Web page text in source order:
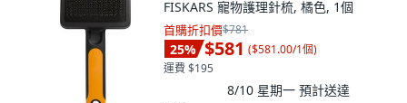
FISKARS 寵物護理針梳, 橘色, 1個
首購折扣價$781
25% $581 ($581.00/1個)
運費 $195
8/10 星期一 預計送達